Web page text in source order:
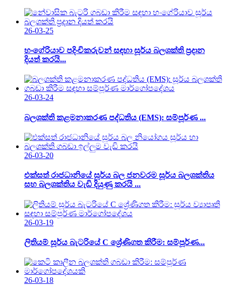
26-03-25
හංගේරියාව පදිංචිකරුවන් සඳහා සූර්ය බලශක්ති ප්‍රදාන
දියත් කරයි...
26-03-24
බලශක්ති කළමනාකරණ පද්ධතිය (EMS): සම්පූර්ණ ...
26-03-20
එක්සත් රාජධානියේ සූර්ය බල ජනවරම සූර්ය බලශක්තිය
සහ බලශක්තිය වැඩි දියුණු කරයි ...
26-03-19
ලිතියම් සූර්ය බැටරියේ C ශ්‍රේණිගත කිරීම: සම්පූර්ණ...
26-03-18